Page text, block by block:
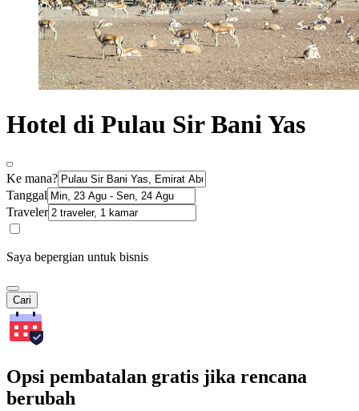
Hotel di Pulau Sir Bani Yas
Ke mana?
Tanggal
Traveler
Saya bepergian untuk bisnis
Cari
Opsi pembatalan gratis jika rencana
berubah